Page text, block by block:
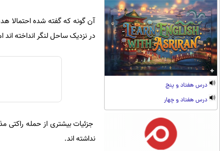
درس هفتاد و پنج
درس هفتاد و چهار
آن گونه که گفته شده احتمالا
در نزدیک ساحل لنگر انداخته
جزئیات بیشتری از حمله راکتی
نداشته اند.